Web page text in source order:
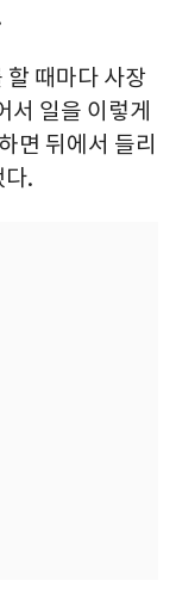
할 때마다 사장
일을 이렇게
면 뒤에서 들리
다.